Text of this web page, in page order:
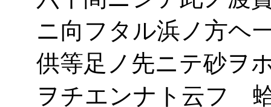
ニ向フタル浜ノ方ヘ
供等足ノ先ニテ砂ヲ
ヲチエンナト云フ